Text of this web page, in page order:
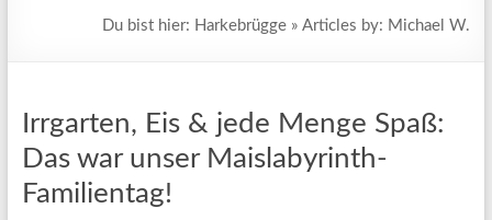
Du bist hier: Harkebrügge »Articles by: Michael W.
Irrgarten, Eis & jede Menge Spaß:
Das war unser Maislabyrinth-
Familientag!